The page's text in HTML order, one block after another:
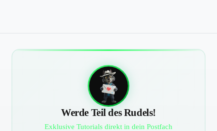
Werde Teil des Rudels!
Exklusive Tutorials direkt in dein Postfach